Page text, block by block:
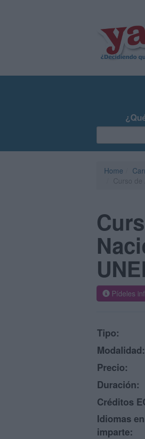
Home
Pídeles
Tipo:
Modalidad:
Precio:
Duración:
Créditos
Idiomas
imparte: